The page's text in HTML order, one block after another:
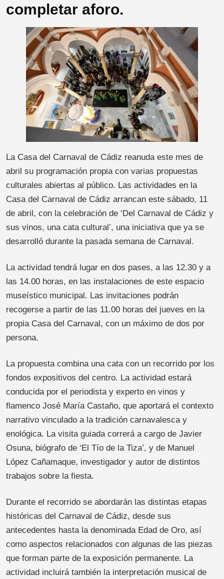
completar aforo.
La Casa del Carnaval de Cádiz reanuda este mes de
abril su programación propia con varias propuestas
culturales abiertas al público. Las actividades en la
Casa del Carnaval de Cádiz arrancan este sábado, 11
de abril, con la celebración de ‘Del Carnaval de Cádiz y
sus vinos, una cata cultural’, una iniciativa que ya se
desarrolló durante la pasada semana de Carnaval.
La actividad tendrá lugar en dos pases, a las 12.30 y a
las 14.00 horas, en las instalaciones de este espacio
museístico municipal. Las invitaciones podrán
recogerse a partir de las 11.00 horas del jueves en la
propia Casa del Carnaval, con un máximo de dos por
persona.
La propuesta combina una cata con un recorrido por los
fondos expositivos del centro. La actividad estará
conducida por el periodista y experto en vinos y
flamenco José María Castaño, que aportará el contexto
narrativo vinculado a la tradición carnavalesca y
enológica. La visita guiada correrá a cargo de Javier
Osuna, biógrafo de ‘El Tío de la Tiza’, y de Manuel
López Cañamaque, investigador y autor de distintos
trabajos sobre la fiesta.
Durante el recorrido se abordarán las distintas etapas
históricas del Carnaval de Cádiz, desde sus
antecedentes hasta la denominada Edad de Oro, así
como aspectos relacionados con algunas de las piezas
que forman parte de la exposición permanente. La
actividad incluirá también la interpretación musical de